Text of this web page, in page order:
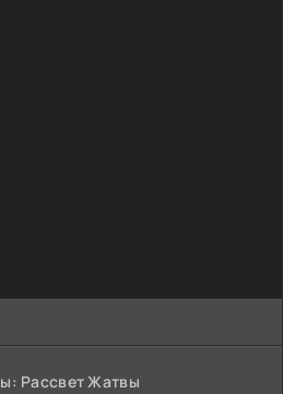
Рассвет Жатвы